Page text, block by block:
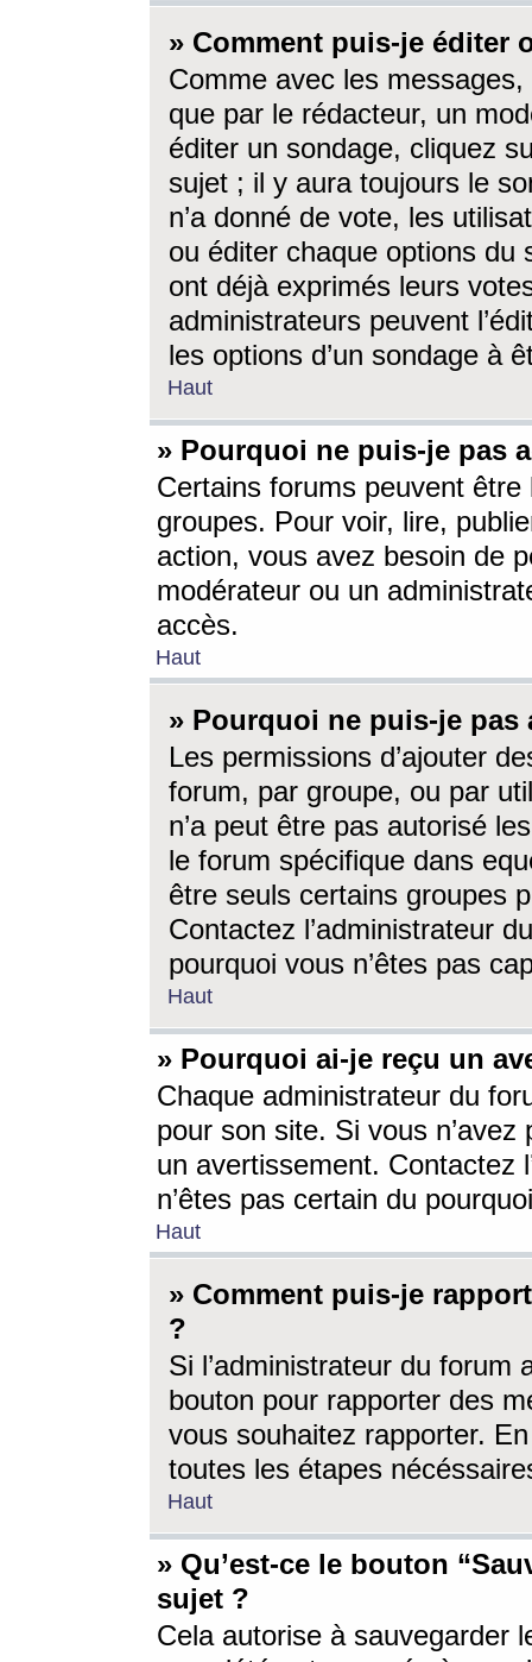
» Comment puis-je éditer
Comme avec les
que par le rédacteur, un
éditer un sondage, cliquez
sujet ; il y aura toujours le
n’a donné de vote, les
ou éditer chaque options du
ont déjà exprimés leurs
administrateurs peuvent
les options d’un sondage à
Haut
» Pourquoi ne puis-je pas
Certains forums peuvent être
groupes. Pour voir, lire,
action, vous avez besoin de
modérateur ou un
accès.
Haut
» Pourquoi ne puis-je
Les permissions d’ajouter
forum, par groupe, ou par
n’a peut être pas autorisé
le forum spécifique dans
être seuls certains groupes
Contactez l’administrateur
pourquoi vous n’êtes pas
Haut
» Pourquoi ai-je reçu un
Chaque administrateur du
pour son site. Si vous
un avertissement. Contactez
n’êtes pas certain du
Haut
» Comment puis-je
?
Si l’administrateur du forum
bouton pour rapporter des
vous souhaitez rapporter.
toutes les étapes
Haut
» Qu’est-ce le bouton
sujet ?
Cela autorise à sauvegarder